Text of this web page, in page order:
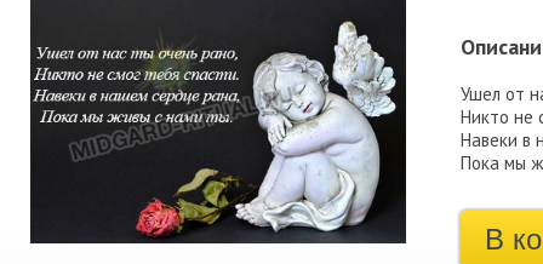
Ушел от
Никто не
Навеки в
Пока мы
В